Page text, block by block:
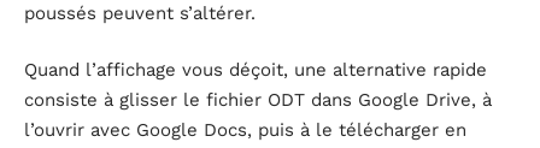
poussés peuvent s’altérer.
Quand l’affichage vous déçoit, une alternative rapide
consiste à glisser le fichier ODT dans Google Drive, à
l’ouvrir avec Google Docs, puis à le télécharger en